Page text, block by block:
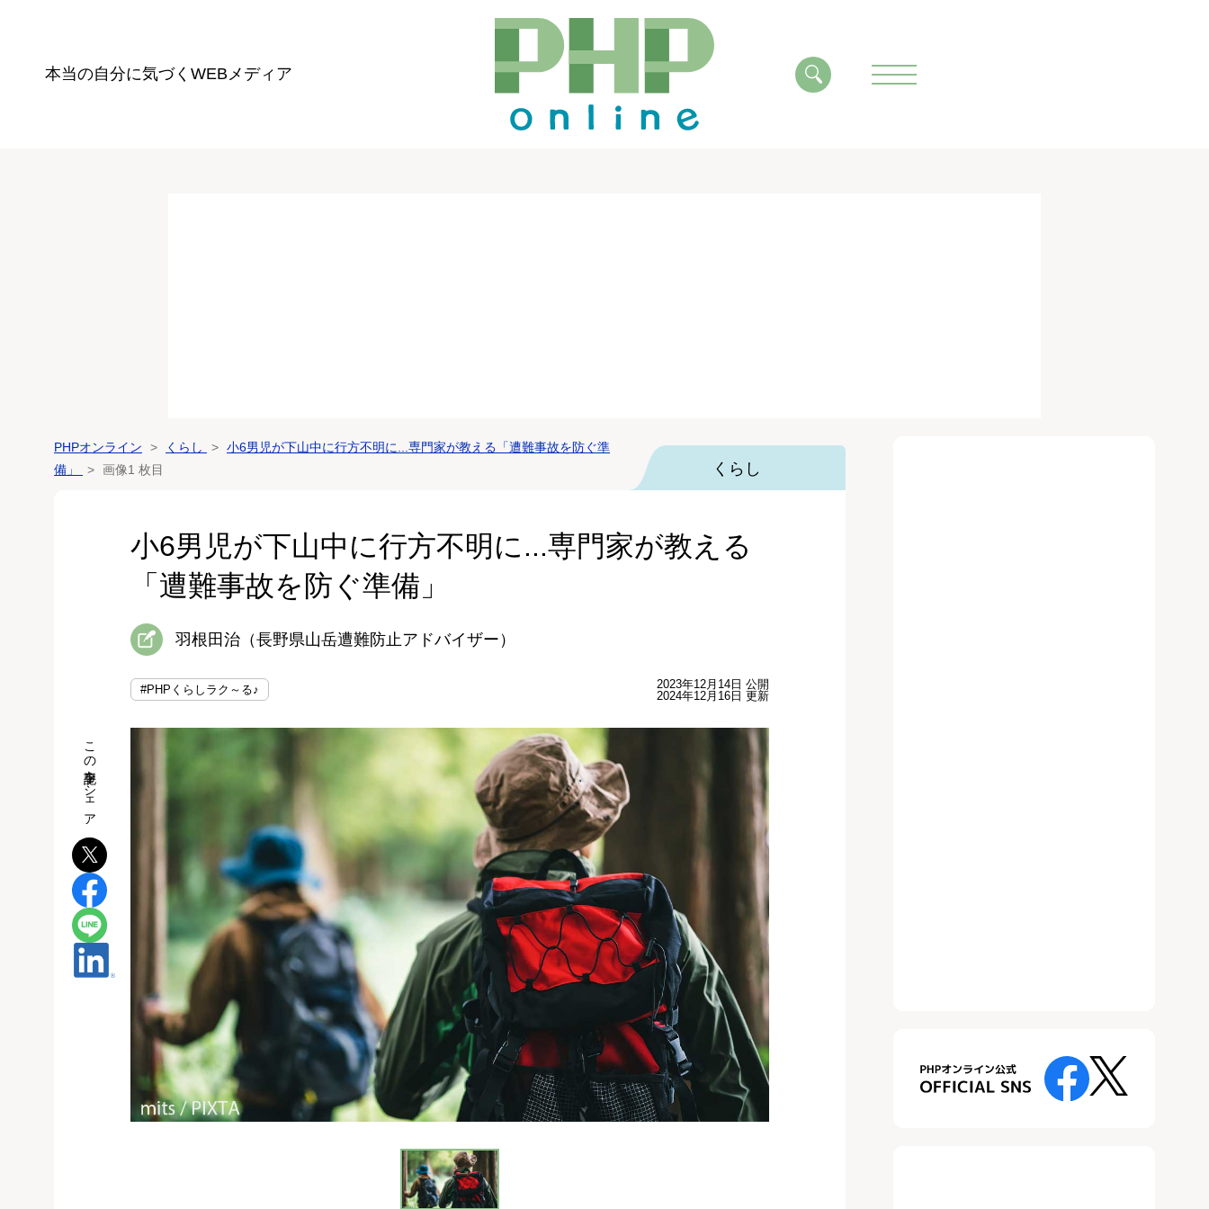
本当の自分に気づく WEBメディア
PHPオンライン くらし
小6男児が下山中に行方不明に...専門家が教える「遭難事故を防ぐ準
備」
画像1 枚目 くらし
小6男児が下山中に行方不明に...専門家が教える
「遭難事故を防ぐ準備」
羽根田治（長野県山岳遭難防止アドバイザー）
#PHPくらしラク～る♪
2023年12月14日 公開
2024年12月16日 更新
この記事をシェア